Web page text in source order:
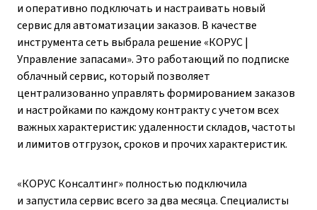
и оперативно подключать и настраивать новый
сервис для автоматизации заказов. В качестве
инструмента сеть выбрала решение «КОРУС |
Управление запасами». Это работающий по подписке
облачный сервис, который позволяет
централизованно управлять формированием заказов
и настройками по каждому контракту с учетом всех
важных характеристик: удаленности складов, частоты
и лимитов отгрузок, сроков и прочих характеристик.
«КОРУС Консалтинг» полностью подключила
и запустила сервис всего за два месяца. Специалисты